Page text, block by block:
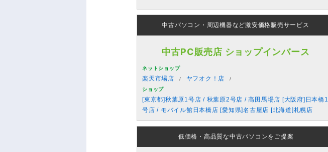
中古パソコン・周辺機器など激安価格販売サービス
中古PC販売店 ショップインバース
ネットショップ
楽天市場店 ヤフオク！店
ショップ
[東京都]秋葉原1号店 / 秋葉原2号店 / 高田馬場店 [大阪府]日本橋1
号店 / モバイル館日本橋店 [愛知県]名古屋店 [北海道]札幌店
低価格・高品質な中古パソコンをご提案